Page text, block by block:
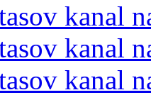
kanal
kanal
kanal